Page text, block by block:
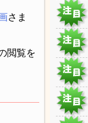
さま
閲覧を